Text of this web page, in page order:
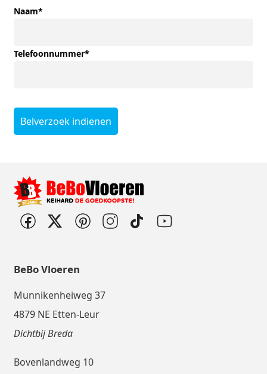
Naam*
Telefoonnummer*
Belverzoek indienen
BeBo Vloeren
Munnikenheiweg 37
4879 NE Etten-Leur
Dichtbij Breda
Bovenlandweg 10